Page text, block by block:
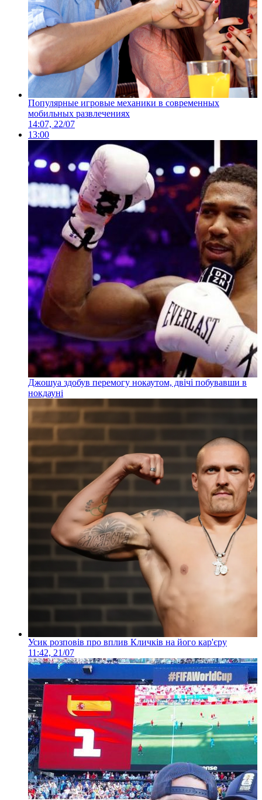
Популярные игровые механики в современных
мобильных развлечениях
14:07, 22/07
13:00
Джошуа здобув перемогу нокаутом, двічі побувавши в
нокдауні
Усик розповів про вплив Кличків на його кар'єру
11:42, 21/07